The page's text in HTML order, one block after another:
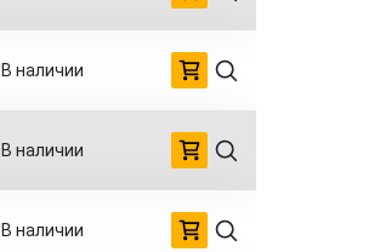
В наличии
В наличии
В наличии